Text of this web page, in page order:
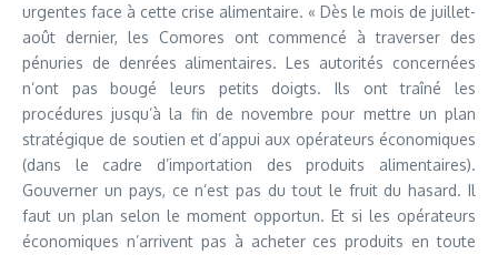
urgentes face à cette crise alimentaire. « Dès le mois de juillet-
août dernier, les Comores ont commencé à traverser des
pénuries de denrées alimentaires. Les autorités concernées
n’ont pas bougé leurs petits doigts. Ils ont traîné les
procédures jusqu’à la fin de novembre pour mettre un plan
stratégique de soutien et d’appui aux opérateurs économiques
(dans le cadre d’importation des produits alimentaires).
Gouverner un pays, ce n’est pas du tout le fruit du hasard. Il
faut un plan selon le moment opportun. Et si les opérateurs
économiques n’arrivent pas à acheter ces produits en toute